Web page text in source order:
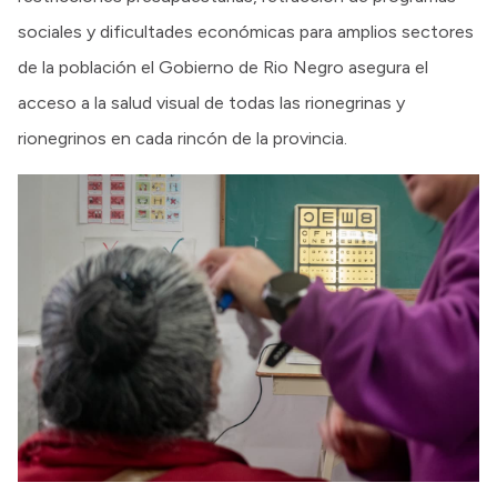
sociales y dificultades económicas para amplios sectores
de la población el Gobierno de Rio Negro asegura el
acceso a la salud visual de todas las rionegrinas y
rionegrinos en cada rincón de la provincia.